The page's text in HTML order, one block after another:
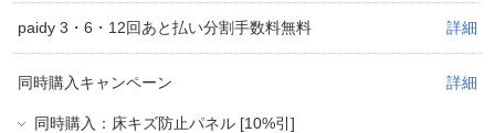
paidy 3・6・12回あと払い分割手数料無料 詳細
同時購入キャンペーン 詳細
同時購入：床キズ防止パネル [10%引]